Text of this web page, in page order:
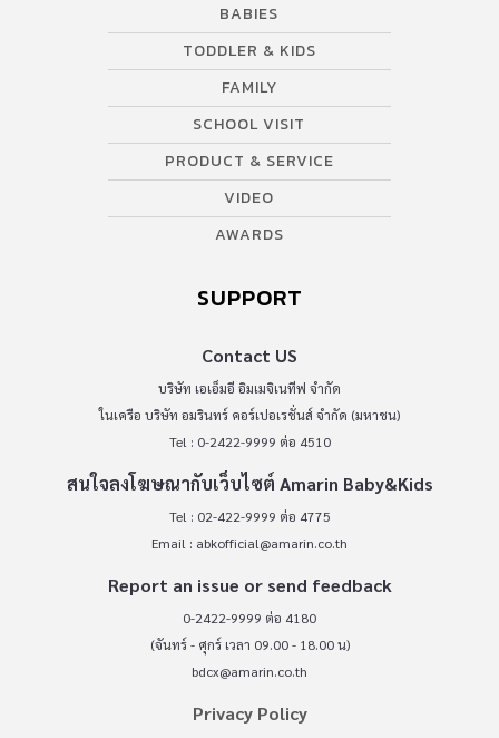
BABIES
TODDLER & KIDS
FAMILY
SCHOOL VISIT
PRODUCT & SERVICE
VIDEO
AWARDS
SUPPORT
Contact US
บริษัท เอเอ็มอี อิมเมจิเนทีฟ จำกัด
ในเครือ บริษัท อมรินทร์ คอร์เปอเรชั่นส์ จำกัด (มหาชน)
Tel : 0-2422-9999 ต่อ 4510
สนใจลงโฆษณากับเว็บไซต์ Amarin Baby&Kids
Tel : 02-422-9999 ต่อ 4775
Email : abkofficial@amarin.co.th
Report an issue or send feedback
0-2422-9999 ต่อ 4180
(จันทร์ - ศุกร์ เวลา 09.00 - 18.00 น)
bdcx@amarin.co.th
Privacy Policy